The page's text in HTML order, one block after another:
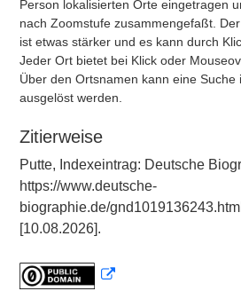
Person lokalisierten Orte eingetragen
nach Zoomstufe zusammengefaßt.
ist etwas stärker und es kann durch
Jeder Ort bietet bei Klick oder
Über den Ortsnamen kann eine Suche
ausgelöst werden.
Zitierweise
Putte, Indexeintrag: Deutsche
https://www.deutsche-
biographie.de/
[10.08.2026].